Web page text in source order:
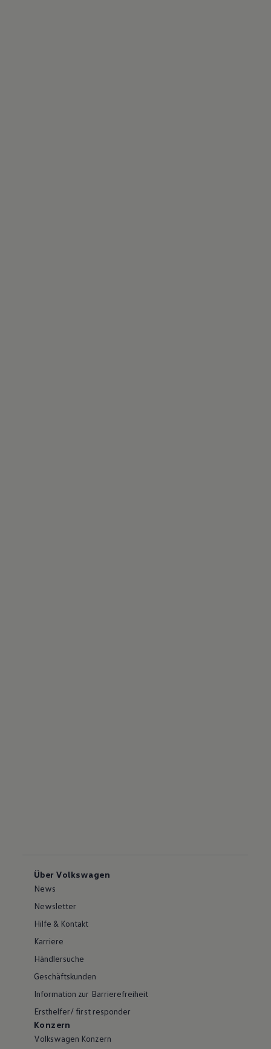
Über Volkswagen
News
Newsletter
Hilfe & Kontakt
Karriere
Händlersuche
Geschäftskunden
Information zur Barrierefreiheit
Ersthelfer/ first responder
Konzern
Volkswagen Konzern